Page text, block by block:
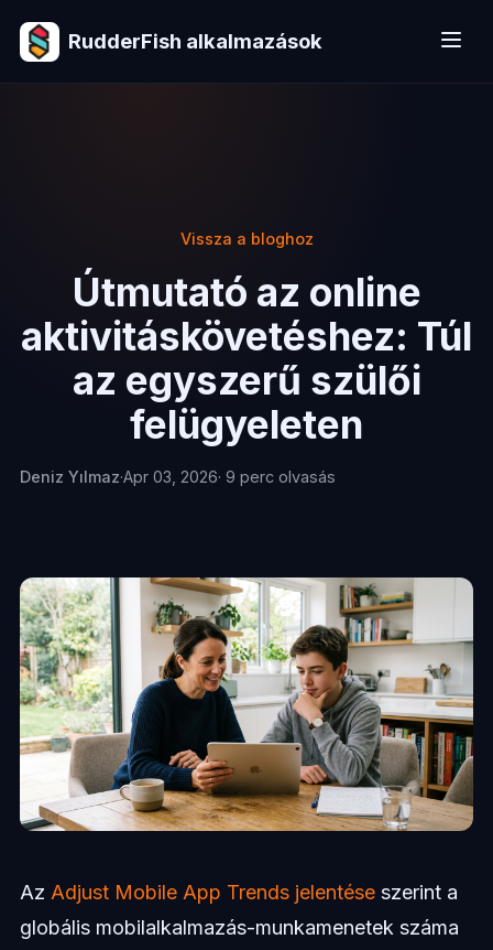
RudderFish alkalmazások
Vissza a bloghoz
Útmutató az online
aktivitáskövetéshez: Túl
az egyszerű szülői
felügyeleten
Deniz Yılmaz·Apr 03, 2026· 9 perc olvasás
Az Adjust Mobile App Trends jelentéseszerint a
globális mobilalkalmazás-munkamenetek száma